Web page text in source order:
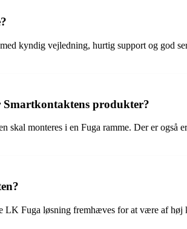
kyndig vejledning, hurtig support og god
produkter?
monteres i en Fuga ramme. Der er også
Fuga løsning fremhæves for at være af